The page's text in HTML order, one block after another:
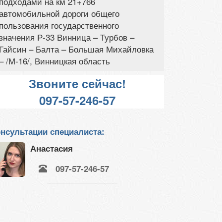
дороги общего
государственного
Р-33 Винница – Турбов –
– Балта – Большая Михайловка
/М-16/, Винницкая область
Звоните сейчас!
097-57-246-57
специалиста:
Анастасия
097-57-246-57